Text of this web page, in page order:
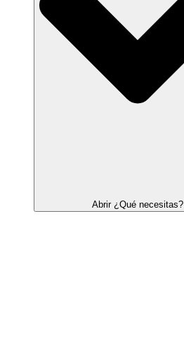
Abrir ¿Qué necesitas?